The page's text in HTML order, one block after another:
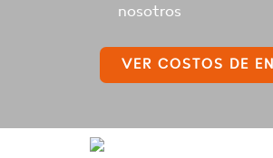
nosotros
VER COSTOS DE